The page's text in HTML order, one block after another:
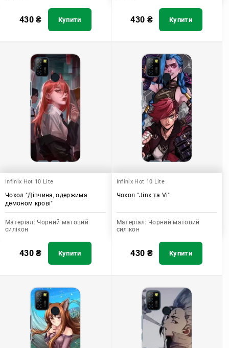
430₴ Купити 430 ₴ Купити
Infinix Hot 10 Lite
Чохол "Дівчина, одержима
демоном крові"
Матеріал: Чорний матовий
силікон
430₴ Купити
Infinix Hot 10 Lite
Чохол "Jinx та Vi"
Матеріал: Чорний матовий
силікон
430 ₴ Купити